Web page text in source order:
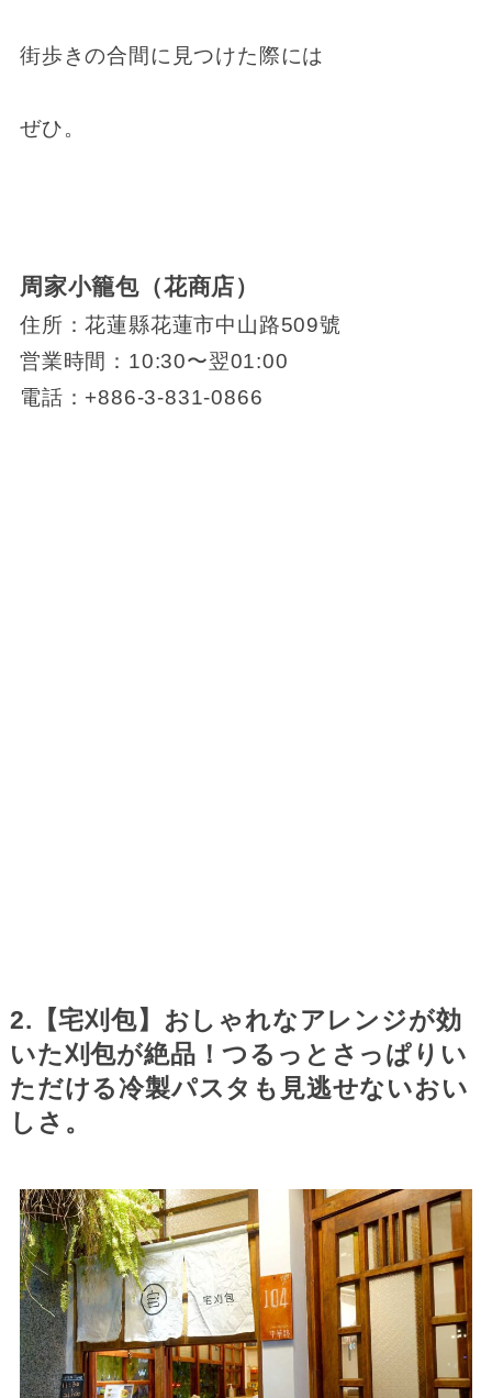
街歩きの合間に見つけた際には
ぜひ。
周家小籠包（花商店）
住所：花蓮縣花蓮市中山路509號
営業時間：10:30〜翌01:00
電話：+886-3-831-0866
2.【宅刈包】おしゃれなアレンジが効
いた刈包が絶品！つるっとさっぱりい
ただける冷製パスタも見逃せないおい
しさ。